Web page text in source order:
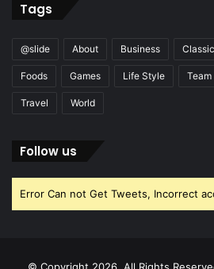
Tags
@slide About Business Classic
Foods Games Life Style Team
Travel World
Follow us
Error Can not Get Tweets, Incorrect